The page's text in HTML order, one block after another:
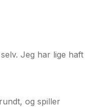
Jeg har lige haft
og spiller